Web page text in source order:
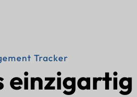
Tracker
einzigartig